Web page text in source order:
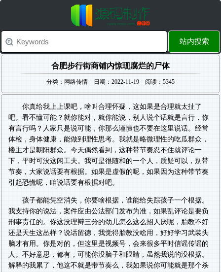
站内搜索
合肥步行街商铺内惊现腐烂的尸体
分类：网络传情 日期：2022-11-19 阅读：5345
你真给我上上课吧，啥叫合理怀疑，这如果是合理就太扯了
吧。看不懂可能？就你能对，就你能说，别人说个话就是言行，你
有言行吗？人家只是说可能，你那么谨慎也不要在这里说话。经常
体检，身体健康，能做到理性思考。我就是略微理性的吃瓜群众，
楼主才是朝阳群众。今天偶然看到，这种带节奏忍不住就评论一
下，平时可没这闲工夫。我可是很随和的一个人，质疑可以，别带
节奏，大家说话要有根据。如果是虚假的呢，如果因为这种带节奏
引起恐慌呢，咱说话要有根据对吧。
孩子都能凭空消失，你要啥根据，谁能给失踪孩子一个根据。
我支持你的说法，案件应由公法部门发布为准，如果乱评论是要负
刑事责任的。你这没理辩三分的劲儿怎么这么招人厌呢，胎教不好
还是天生这怂样？说话留德，我觉得胎教没啥用，好好学习武装头
脑才有用。你是对的，但这里是视频号，会来很多平时信谣传谣的
人。不好意思，都有，可能你没脑子和眼睛，虽然我说的没根据。
解释的我累了，他这不就是带节奏么，我如果说你可能就是那个杀